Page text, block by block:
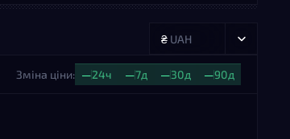
₴ UAH
Зміна ціни: —24ч —7д —30д —90д